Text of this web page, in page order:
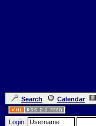
Search Calendar
Login: